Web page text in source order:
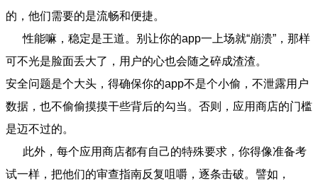
的，他们需要的是流畅和便捷。
性能嘛，稳定是王道。别让你的app一上场就“崩溃”，那样
可不光是脸面丢大了，用户的心也会随之碎成渣渣。
安全问题是个大头，得确保你的app不是个小偷，不泄露用户
数据，也不偷偷摸摸干些背后的勾当。否则，应用商店的门槛
是迈不过的。
此外，每个应用商店都有自己的特殊要求，你得像准备考
试一样，把他们的审查指南反复咀嚼，逐条击破。譬如，